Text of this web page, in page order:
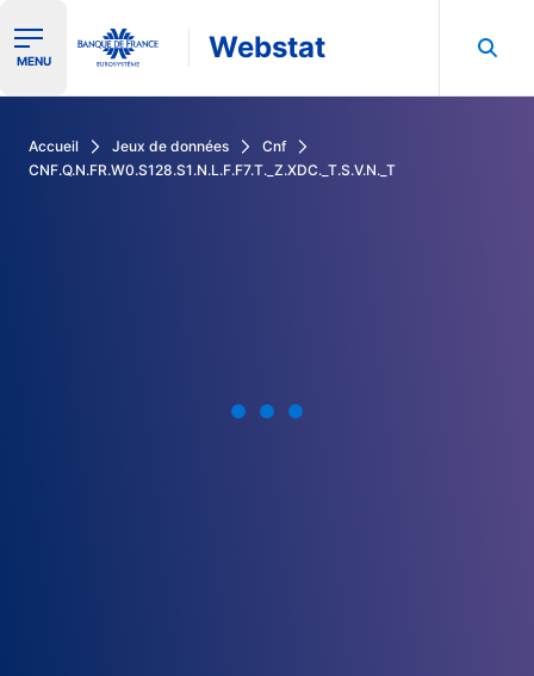
Ouvrir le menu de navigation
MENU Webstat
Accueil Jeux de données
Cnf
CNF.Q.N.FR.W0.S128.S1.N.L.F.F7.T._Z.XDC._T.S.V.N._T